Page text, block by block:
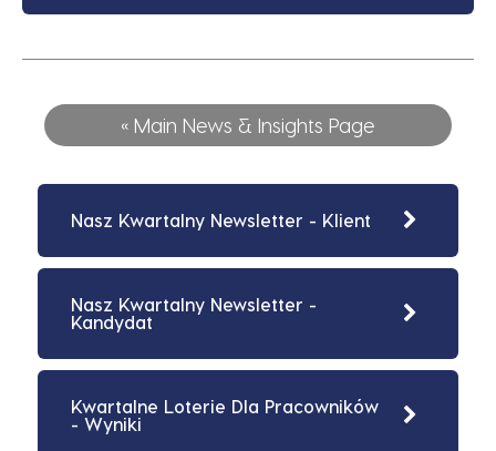
« Main News & Insights Page
Nasz Kwartalny Newsletter - Klient
Nasz Kwartalny Newsletter -
Kandydat
Kwartalne Loterie Dla Pracowników
- Wyniki